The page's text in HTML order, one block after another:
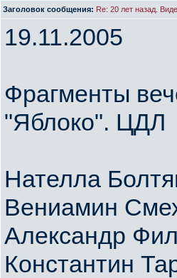
Заголовок сообщения: Re: 20 лет назад.
19.11.2005
Фрагменты
"Яблоко". ЦДЛ
Нателла
Вениамин
Александр
Константин